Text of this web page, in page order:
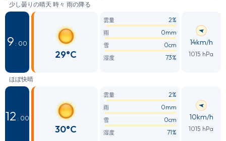
少し曇りの晴天 時々 雨の降る
9 : 00
29°C
雲量 2%
雨 0mm
雪 0cm
湿度 73%
14km/h
1015 hPa
ほぼ快晴
12 : 00
30°C
雲量 2%
雨 0mm
雪 0cm
湿度 71%
10km/h
1015 hPa